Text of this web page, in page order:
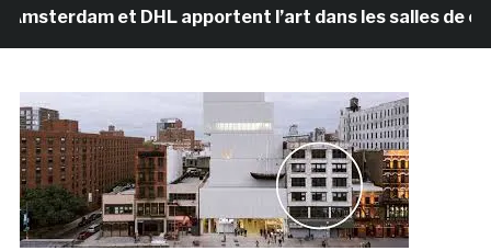
et DHL apportent l’art dans les salles de classe